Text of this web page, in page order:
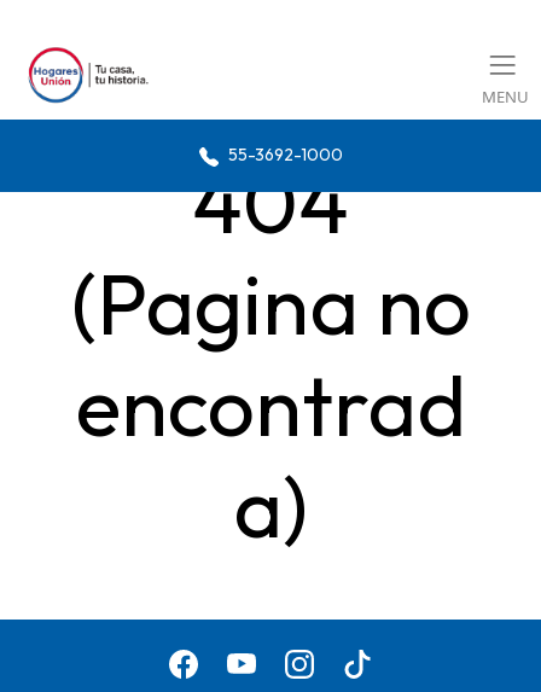
MENU
55-3692-1000
404
(Pagina no
encontrad
a)